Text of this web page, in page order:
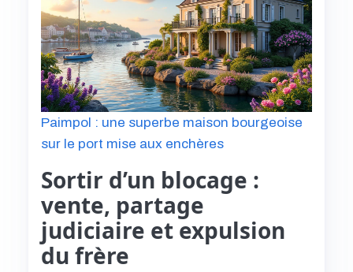
Paimpol : une superbe maison bourgeoise
sur le port mise aux enchères
Sortir d’un blocage :
vente, partage
judiciaire et expulsion
du frère